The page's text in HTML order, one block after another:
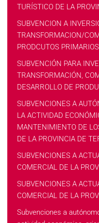
TURÍSTICO DE LA
SUBVENCION A
TRANSFORMACION/
PRODCUTOS
SUBVENCIÓN PARA
TRANSFORMACIÓN,
DESARROLLO DE
SUBVENCIONES A
LA ACTIVIDAD
MANTENIMIENTO DE
DE LA PROVINCIA DE
SUBVENCIONES A
COMERCIAL DE LA
SUBVENCIONES A
COMERCIAL DE LA
Subvenciones a